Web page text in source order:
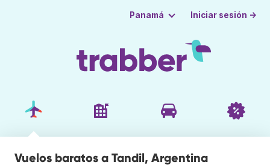
Panamá Iniciar sesión →
Vuelos baratos a Tandil, Argentina